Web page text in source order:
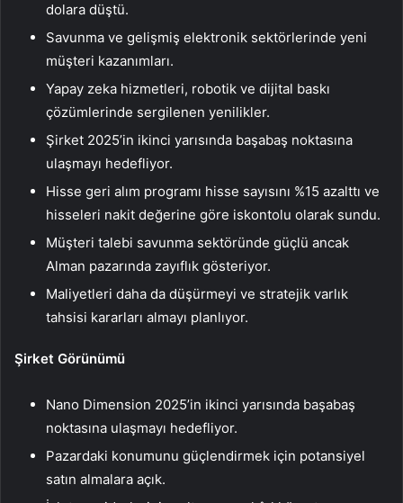
dolara düştü.
Savunma ve gelişmiş elektronik sektörlerinde yeni
müşteri kazanımları.
Yapay zeka hizmetleri, robotik ve dijital baskı
çözümlerinde sergilenen yenilikler.
Şirket 2025’in ikinci yarısında başabaş noktasına
ulaşmayı hedefliyor.
Hisse geri alım programı hisse sayısını %15 azalttı ve
hisseleri nakit değerine göre iskontolu olarak sundu.
Müşteri talebi savunma sektöründe güçlü ancak
Alman pazarında zayıflık gösteriyor.
Maliyetleri daha da düşürmeyi ve stratejik varlık
tahsisi kararları almayı planlıyor.
Şirket Görünümü
Nano Dimension 2025’in ikinci yarısında başabaş
noktasına ulaşmayı hedefliyor.
Pazardaki konumunu güçlendirmek için potansiyel
satın almalara açık.